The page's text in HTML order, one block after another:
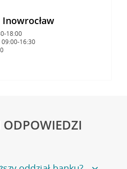
18:00
16:30
ODPOWIEDZI